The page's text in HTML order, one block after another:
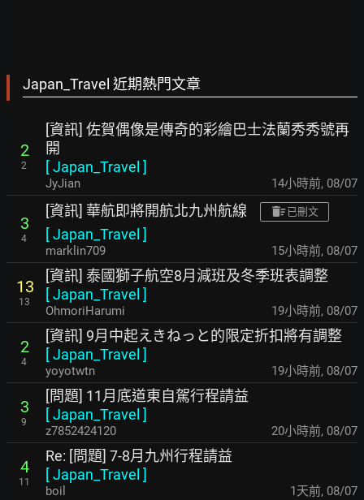
Japan_Travel 近期熱門文章
2
2
[資訊] 佐賀偶像是傳奇的彩繪巴士法蘭秀秀號再
開
[Japan_Travel ]
JyJian 14小時前, 08/07
3
4
[資訊] 華航即將開航北九州航線 已刪文
[Japan_Travel ]
marklin709 15小時前, 08/07
13
13
[資訊] 泰國獅子航空8月減班及冬季班表調整
[Japan_Travel ]
OhmoriHarumi 19小時前, 08/07
2
4
[資訊] 9月中起えきねっと的限定折扣將有調整
[Japan_Travel ]
yoyotwtn 19小時前, 08/07
3
9
[問題] 11月底道東自駕行程請益
[Japan_Travel ]
z7852424120 20小時前, 08/07
4
11
Re: [問題] 7-8月九州行程請益
[Japan_Travel ]
boil 1天前, 08/07